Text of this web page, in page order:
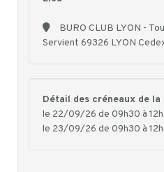
Servient 69326 LYON
Détail des créneaux de
le 22/09/26 de 09h30 à
le 23/09/26 de 09h30 à